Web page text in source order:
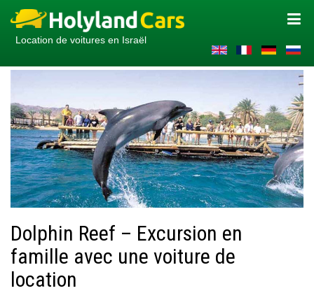
Location de voitures en Israël
Dolphin Reef – Excursion en
famille avec une voiture de
location